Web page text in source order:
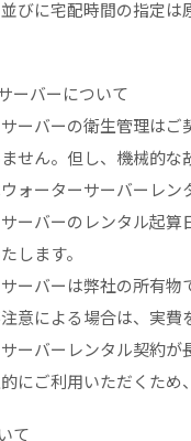
びに宅配時間の指定は
ーバーについて
ーバーの衛生管理はご
せん。但し、機械的な
ォーターサーバーレン
ーバーのレンタル起算
します。
ーバーは弊社の所有物
意による場合は、実費
ーバーレンタル契約が
にご利用いただくため
て